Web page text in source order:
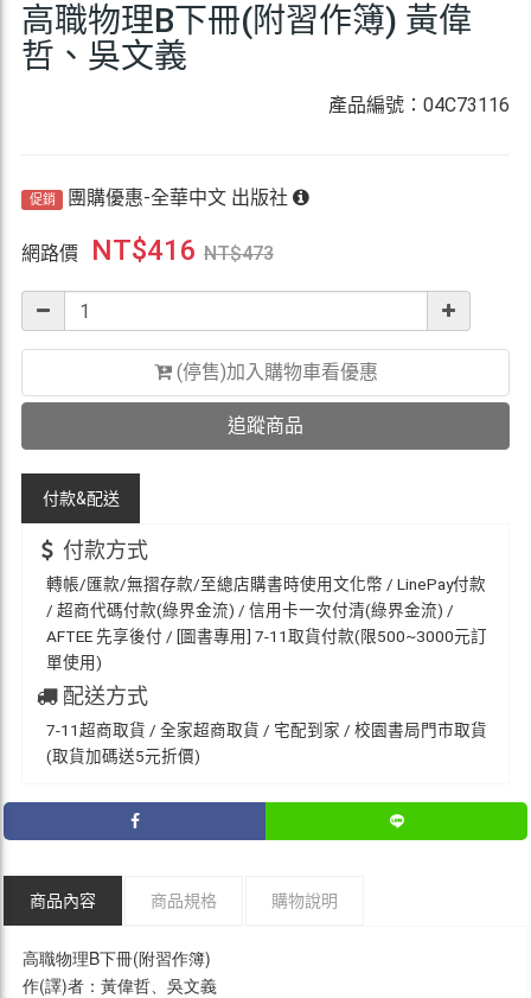
高職物理B下冊(附習作簿) 黃偉
哲、吳文義
產品編號：04C73116
促銷 團購優惠-全華中文 出版社
網路價 NT$416 NT$473
(停售)加入購物車看優惠
追蹤商品
付款&配送
付款方式
轉帳/匯款/無摺存款/至總店購書時使用文化幣 / LinePay付款
/ 超商代碼付款(綠界金流) / 信用卡一次付清(綠界金流) /
AFTEE 先享後付 / [圖書專用] 7-11取貨付款(限500~3000元訂
單使用)
配送方式
7-11超商取貨 / 全家超商取貨 / 宅配到家 / 校園書局門市取貨
(取貨加碼送5元折價)
商品內容 商品規格 購物說明
高職物理B下冊(附習作簿)
作(譯)者：黃偉哲、吳文義